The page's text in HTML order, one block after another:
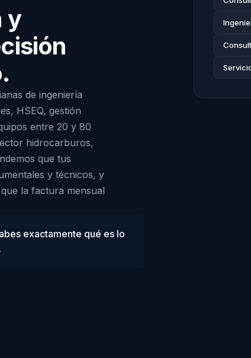
y
de ingeniería
HSEQ, gestión
entre 20 y 80
hidrocarburos,
que tus
y técnicos, y
la factura mensual
exactamente qué es lo